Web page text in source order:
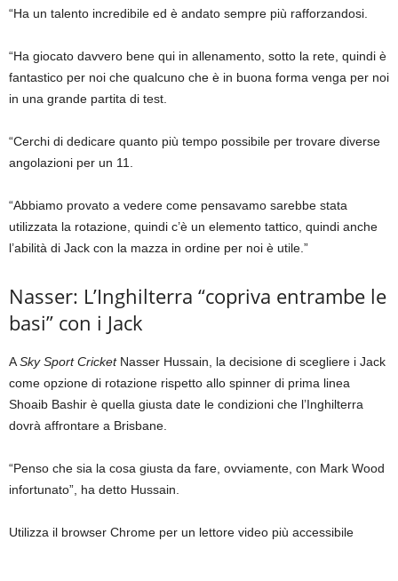
“Ha un talento incredibile ed è andato sempre più rafforzandosi.
“Ha giocato davvero bene qui in allenamento, sotto la rete, quindi è
fantastico per noi che qualcuno che è in buona forma venga per noi
in una grande partita di test.
“Cerchi di dedicare quanto più tempo possibile per trovare diverse
angolazioni per un 11.
“Abbiamo provato a vedere come pensavamo sarebbe stata
utilizzata la rotazione, quindi c’è un elemento tattico, quindi anche
l’abilità di Jack con la mazza in ordine per noi è utile.”
Nasser: L’Inghilterra “copriva entrambe le
basi” con i Jack
ASky Sport Cricket Nasser Hussain, la decisione di scegliere i Jack
come opzione di rotazione rispetto allo spinner di prima linea
Shoaib Bashir è quella giusta date le condizioni che l’Inghilterra
dovrà affrontare a Brisbane.
“Penso che sia la cosa giusta da fare, ovviamente, con Mark Wood
infortunato”, ha detto Hussain.
Utilizza il browser Chrome per un lettore video più accessibile